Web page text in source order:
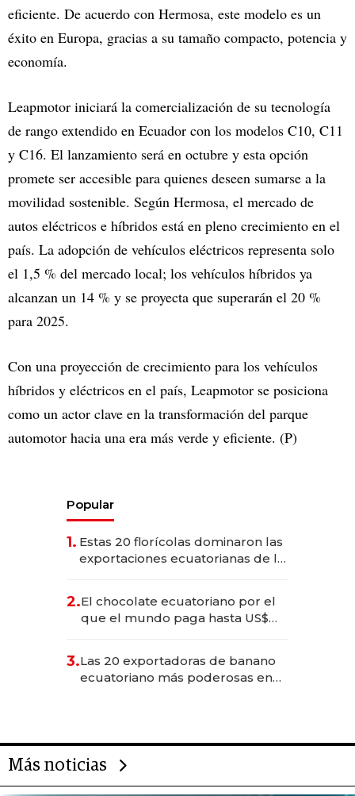
eficiente. De acuerdo con Hermosa, este modelo es un
éxito en Europa, gracias a su tamaño compacto, potencia y
economía.
Leapmotor iniciará la comercialización de su tecnología
de rango extendido en Ecuador con los modelos C10, C11
y C16. El lanzamiento será en octubre y esta opción
promete ser accesible para quienes deseen sumarse a la
movilidad sostenible. Según Hermosa, el mercado de
autos eléctricos e híbridos está en pleno crecimiento en el
país. La adopción de vehículos eléctricos representa solo
el 1,5 % del mercado local; los vehículos híbridos ya
alcanzan un 14 % y se proyecta que superarán el 20 %
para 2025.
Con una proyección de crecimiento para los vehículos
híbridos y eléctricos en el país, Leapmotor se posiciona
como un actor clave en la transformación del parque
automotor hacia una era más verde y eficiente. (P)
Popular
1. Estas 20 florícolas dominaron las
exportaciones ecuatorianas de la
2.El chocolate ecuatoriano por el
que el mundo paga hasta US$
3.Las 20 exportadoras de banano
ecuatoriano más poderosas en
Más noticias